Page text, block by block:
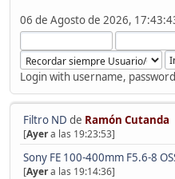
06 de Agosto de 2026,
Login with username,
Filtro ND de Ramón Cutanda
[Ayera las 19:23:53]
Sony FE 100-400mm F5.6-8
[Ayera las 19:14:36]